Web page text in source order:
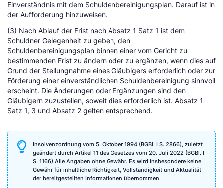
Einverständnis mit dem Schuldenbereinigungsplan. Darauf ist in
der Aufforderung hinzuweisen.
(3) Nach Ablauf der Frist nach Absatz 1 Satz 1 ist dem
Schuldner Gelegenheit zu geben, den
Schuldenbereinigungsplan binnen einer vom Gericht zu
bestimmenden Frist zu ändern oder zu ergänzen, wenn dies auf
Grund der Stellungnahme eines Gläubigers erforderlich oder zur
Förderung einer einverständlichen Schuldenbereinigung sinnvoll
erscheint. Die Änderungen oder Ergänzungen sind den
Gläubigern zuzustellen, soweit dies erforderlich ist. Absatz 1
Satz 1, 3 und Absatz 2 gelten entsprechend.
Insolvenzordnung vom 5. Oktober 1994 (BGBl. I S. 2866), zuletzt
geändert durch Artikel 11 des Gesetzes vom 20. Juli 2022 (BGBl. I
S. 1166) Alle Angaben ohne Gewähr. Es wird insbesondere keine
Gewähr für inhaltliche Richtigkeit, Vollständigkeit und Aktualität
der bereitgestellten Informationen übernommen.